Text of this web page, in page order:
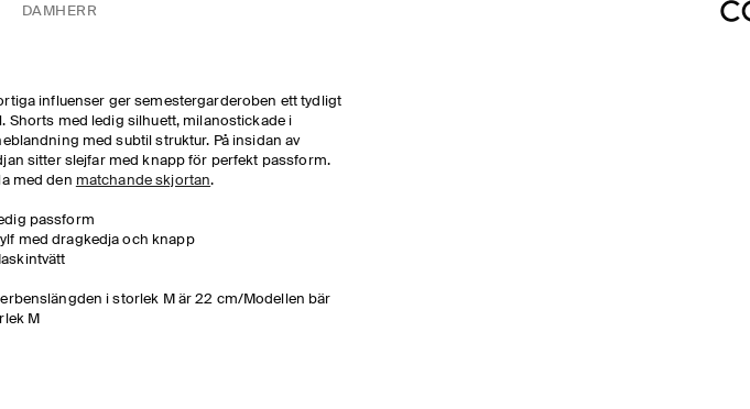
DAM HERR
influenser ger semestergarderoben ett tydligt
Shorts med ledig silhuett, milanostickade i
med subtil struktur. På insidan av
sitter slejfar med knapp för perfekt passform.
med den matchande skjortan.
passform
med dragkedja och knapp
i storlek M är 22 cm/Modellen bär
M